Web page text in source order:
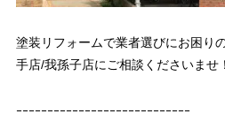
塗装リフォームで業者選びにお困り
手店/我孫子店にご相談くださいませ！
ｰｰｰｰｰｰｰｰｰｰｰｰｰｰｰｰｰｰｰｰｰｰｰｰｰｰｰｰ